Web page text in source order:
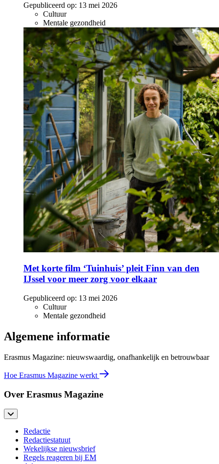
Gepubliceerd op: 13 mei 2026
Cultuur
Mentale gezondheid
Met korte film ‘Tuinhuis’ pleit Finn van den
IJssel voor meer zorg voor elkaar
Gepubliceerd op: 13 mei 2026
Cultuur
Mentale gezondheid
Algemene informatie
Erasmus Magazine: nieuwswaardig, onafhankelijk en betrouwbaar
Hoe Erasmus Magazine werkt
Over Erasmus Magazine
Redactie
Redactiestatuut
Wekelijkse nieuwsbrief
Regels reageren bij EM